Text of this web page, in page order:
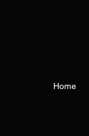
Home